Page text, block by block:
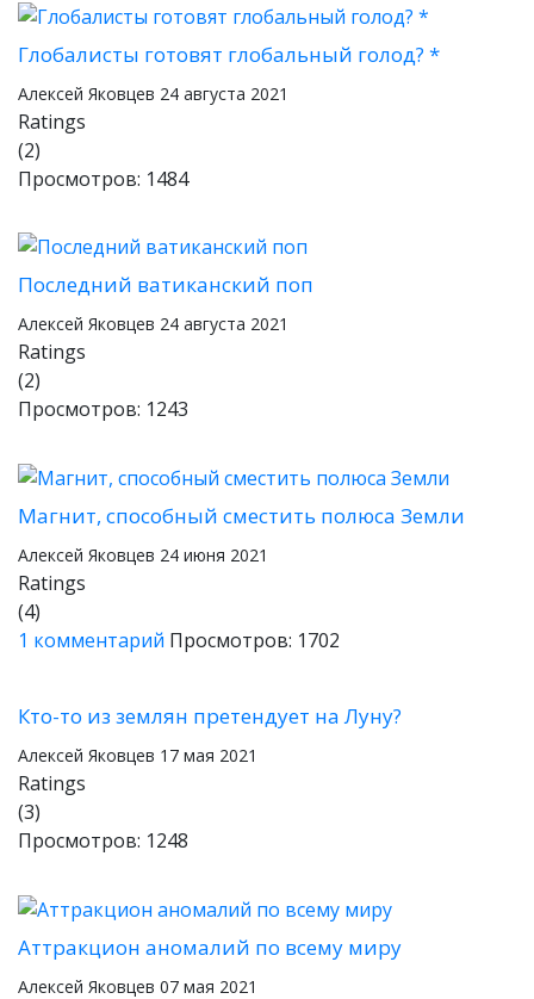
Глобалисты готовят глобальный голод? *
Алексей Яковцев 24 августа 2021
Ratings
(2)
Просмотров: 1484
Последний ватиканский поп
Алексей Яковцев 24 августа 2021
Ratings
(2)
Просмотров: 1243
Магнит, способный сместить полюса Земли
Алексей Яковцев 24 июня 2021
Ratings
(4)
1 комментарий Просмотров: 1702
Кто-то из землян претендует на Луну?
Алексей Яковцев 17 мая 2021
Ratings
(3)
Просмотров: 1248
Аттракцион аномалий по всему миру
Алексей Яковцев 07 мая 2021